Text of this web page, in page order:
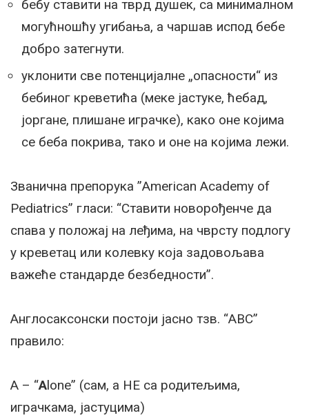
бебу ставити на тврд душек, са минималном
могућношћу угибања, а чаршав испод бебе
добро затегнути.
уклонити све потенцијалне „опасности“ из
бебиног креветића (меке јастуке, ћебад,
јоргане, плишане играчке), како оне којима
се беба покрива, тако и оне на којима лежи.
Званична препорука ”American Academy of
Pediatrics” гласи: “Ставити новорођенче да
спава у положај на леђима, на чврсту подлогу
у креветац или колевку која задовољава
важеће стандарде безбедности”.
Англосаксонски постоји јасно тзв. “ABC”
правило:
А – “Alone” (сам, а НЕ са родитељима,
играчкама, јастуцима)